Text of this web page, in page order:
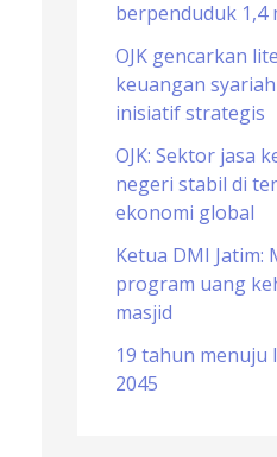
o
r
:
berpenduduk 1,4
OJK gencarkan
keuangan
inisiatif strategis
OJK: Sektor jasa
negeri stabil di
ekonomi global
Ketua DMI Jatim:
program uang
masjid
19 tahun menuju
2045